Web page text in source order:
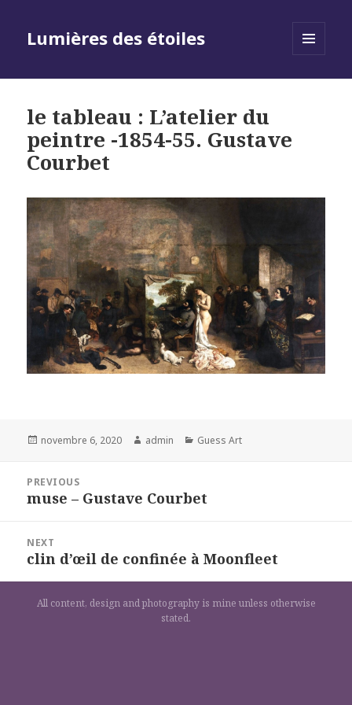
Lumières des étoiles
le tableau : L’atelier du
peintre -1854-55. Gustave
Courbet
Posted
novembre 6, 2020 Author
admin Categories
Guess Art
l’article
PREVIOUS
Previous
muse – Gustave Courbet
NEXT
Next
clin d’œil de confinée à Moonfleet
All content, design and photography is mine unless otherwise
stated.